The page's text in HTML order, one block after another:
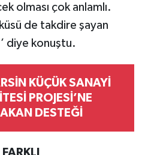
olması çok anlamlı.
de takdire şayan
diye konuştu.
KÜÇÜK SANAYİ
PROJESİ’NE
DESTEĞİ